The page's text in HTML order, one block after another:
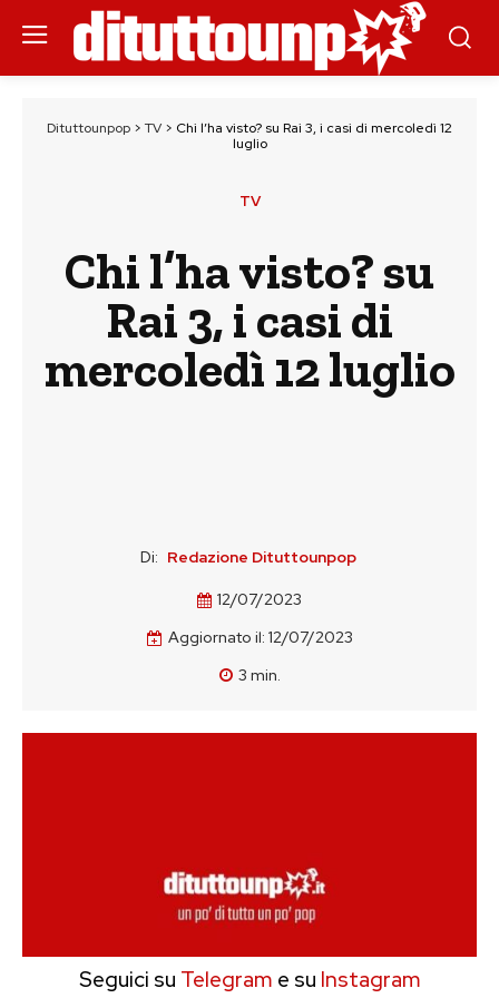
Dituttounpop > TV > Chi l’ha visto? su Rai 3, i casi di mercoledì 12
luglio
TV
Chi l’ha visto? su
Rai 3, i casi di
mercoledì 12 luglio
Di: Redazione Dituttounpop
12/07/2023
Aggiornato il: 12/07/2023
3 min.
Seguici su Telegram e su Instagram